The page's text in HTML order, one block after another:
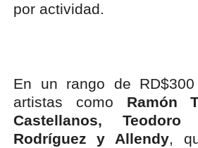
por actividad.
En un rango de
artistas como Ramón
Castellanos,
Rodríguez y Allendy,